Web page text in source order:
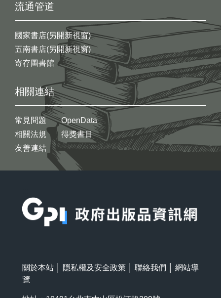
流通管道
國家書店(另開新視窗)
五南書店(另開新視窗)
寄存圖書館
相關連結
常見問題
相關法規
友善連結
OpenData
得獎書目
關於本站 隱私權及安全政策 聯絡我們
網站導
覽